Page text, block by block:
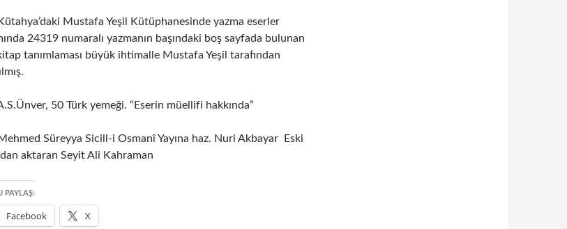
Kütahya’daki Mustafa Yeşil Kütüphanesinde yazma eserler
24319 numaralı yazmanın başındaki boş sayfada bulunan
tanımlaması büyük ihtimalle Mustafa Yeşil tarafından
50 Türk yemeği. “Eserin müellifi hakkında”
Süreyya Sicill-i Osmanî Yayına haz. Nuri Akbayar Eski
aktaran Seyit Ali Kahraman
PAYLAŞ:
Facebook X